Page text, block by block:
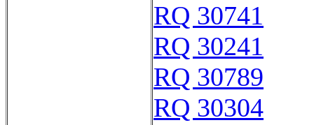
RQ 30741
RQ 30241
RQ 30789
RQ 30304